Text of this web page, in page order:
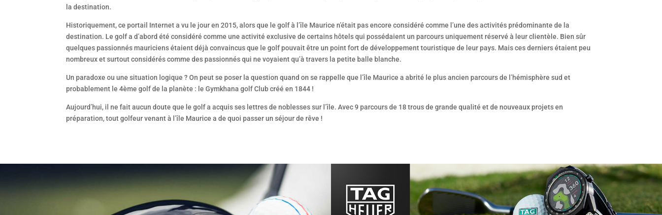
la destination.
Historiquement, ce portail Internet a vu le jour en 2015, alors que le golf à l’île Maurice n’était pas encore considéré comme l’une des activités prédominante de la
destination. Le golf a d’abord été considéré comme une activité exclusive de certains hôtels qui possédaient un parcours uniquement réservé à leur clientèle. Bien sûr
quelques passionnés mauriciens étaient déjà convaincus que le golf pouvait être un point fort de développement touristique de leur pays. Mais ces derniers étaient peu
nombreux et surtout considérés comme des passionnés qui ne voyaient qu’à travers la petite balle blanche.
Un paradoxe ou une situation logique ? On peut se poser la question quand on se rappelle que l’île Maurice a abrité le plus ancien parcours de l’hémisphère sud et
probablement le 4ème golf de la planète : le Gymkhana golf Club créé en 1844 !
Aujourd’hui, il ne fait aucun doute que le golf a acquis ses lettres de noblesses sur l’île. Avec 9 parcours de 18 trous de grande qualité et de nouveaux projets en
préparation, tout golfeur venant à l’île Maurice a de quoi passer un séjour de rêve !